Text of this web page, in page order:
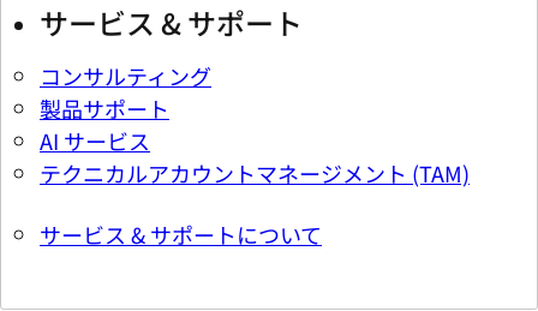
サービス & サポート
コンサルティング
製品サポート
AI サービス
テクニカルアカウントマネージメント (TAM)
サービス & サポートについて